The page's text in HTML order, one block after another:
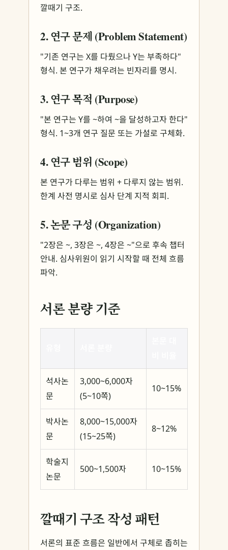
깔때기 구조.
2. 연구 문제 (Problem Statement)
"기존 연구는 X를 다뤘으나 Y는 부족하다"
형식. 본 연구가 채우려는 빈자리를 명시.
3. 연구 목적 (Purpose)
"본 연구는 Y를 ~하여 ~을 달성하고자 한다"
형식. 1~3개 연구 질문 또는 가설로 구체화.
4. 연구 범위 (Scope)
본 연구가 다루는 범위 + 다루지 않는 범위.
한계 사전 명시로 심사 단계 지적 회피.
5. 논문 구성 (Organization)
"2장은 ~, 3장은 ~, 4장은 ~"으로 후속 챕터
안내. 심사위원이 읽기 시작할 때 전체 흐름
파악.
서론 분량 기준
석사논
문
3,000~6,000자
(5~10쪽)
10~15%
박사논
문
8,000~15,000자
(15~25쪽)
8~12%
학술지
논문
500~1,500자 10~15%
깔때기 구조 작성 패턴
서론의 표준 흐름은 일반에서 구체로 좁히는